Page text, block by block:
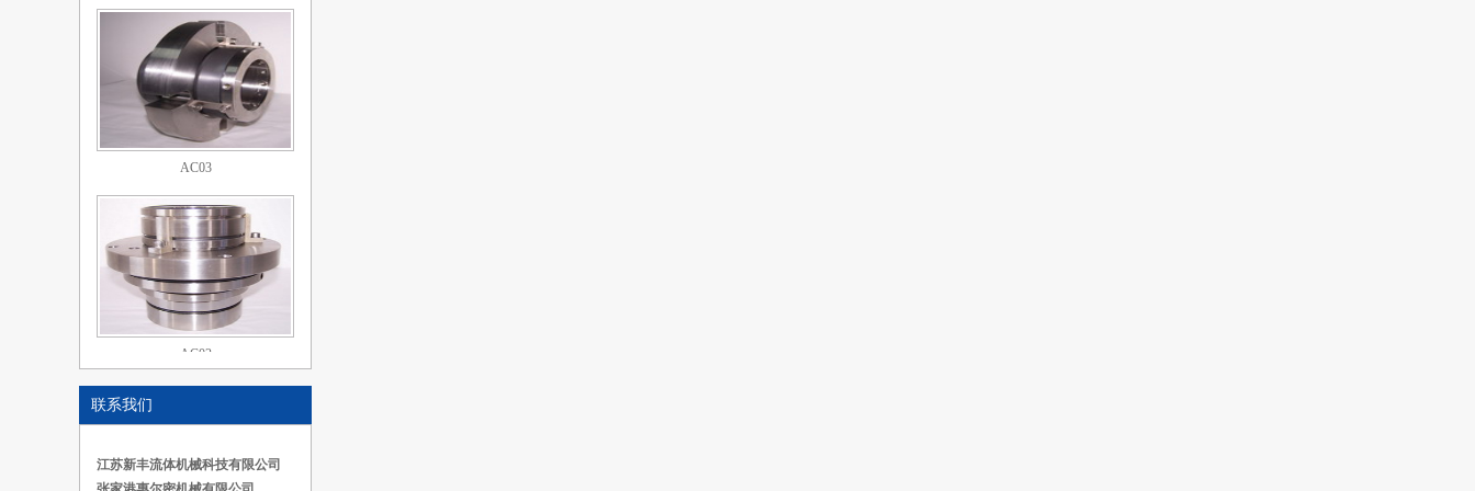
AC03
AC02
联系我们
江苏新丰流体机械科技有限公司